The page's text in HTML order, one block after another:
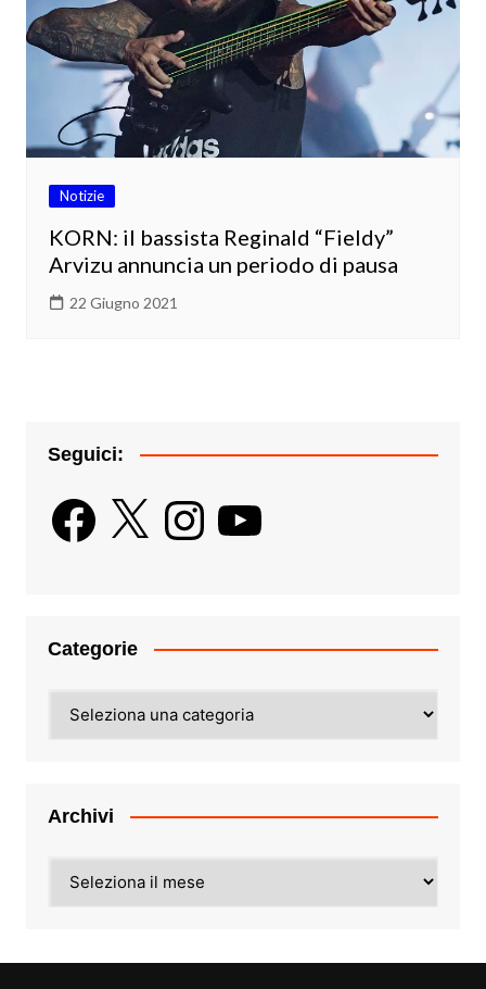
Notizie
KORN: il bassista Reginald “Fieldy”
Arvizu annuncia un periodo di pausa
22 Giugno 2021
Seguici:
Facebook
X InstagramYouTube
Categorie
Archivi